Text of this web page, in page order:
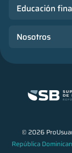
© 2026
República
Educación
Nosotros